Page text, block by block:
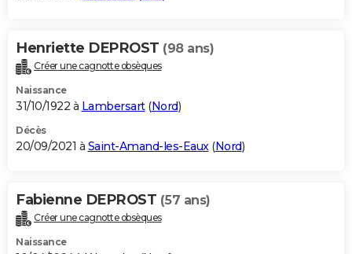
Henriette DEPROST (98 ans)
Créer une cagnotte obsèques
Naissance
31/10/1922 à Lambersart(Nord)
Décès
20/09/2021 à Saint-Amand-les-Eaux(Nord)
Fabienne DEPROST (57 ans)
Créer une cagnotte obsèques
Naissance